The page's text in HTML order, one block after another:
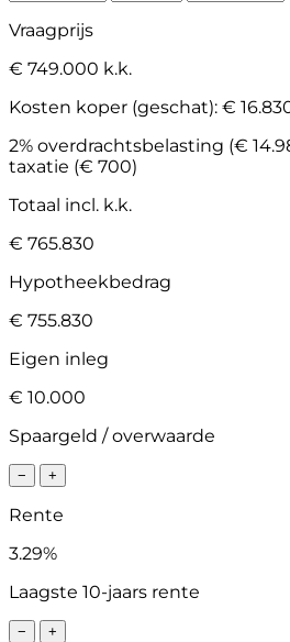
Vraagprijs
€ 749.000 k.k.
Kosten koper (geschat): €
2% overdrachtsbelasting (€
taxatie (€ 700)
Totaal incl. k.k.
€ 765.830
Hypotheekbedrag
€ 755.830
Eigen inleg
€ 10.000
Spaargeld / overwaarde
− +
Rente
3.29%
Laagste 10-jaars rente
− +